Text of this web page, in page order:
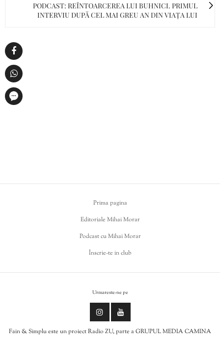
PODCAST: REÎNTOARCEREA LUI BUHNICI. PRIMUL
INTERVIU DUPĂ CEL MAI GREU AN DIN VIAȚA LUI
Prima pagina
Editoriale Mihai Morar
Podcast cu Mihai Morar
Înscrie-te in club
Urmareste-ne pe
Fain & Simplu este un proiect Radio ZU, parte a GRUPUL MEDIA CAMINA